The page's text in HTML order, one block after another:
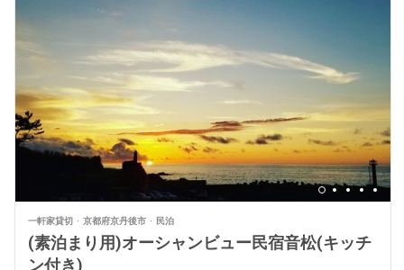
一軒家貸切 京都府京丹後市 民泊
(素泊まり用)オーシャンビュー民宿音松(キッチ
ン付き)